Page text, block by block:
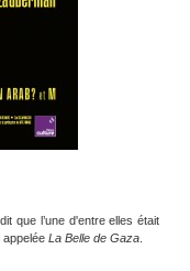
que l’une d'entre elles était
appelée La Belle de Gaza.